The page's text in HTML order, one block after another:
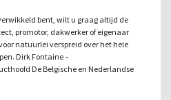
bent, wilt u graag altijd de
promotor, dakwerker of eigenaar
natuurlei verspreid over het hele
Dirk Fontaine –
De Belgische en Nederlandse